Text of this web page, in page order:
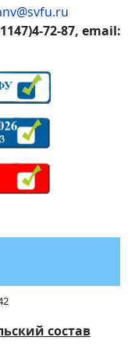
72-87, email:
состав